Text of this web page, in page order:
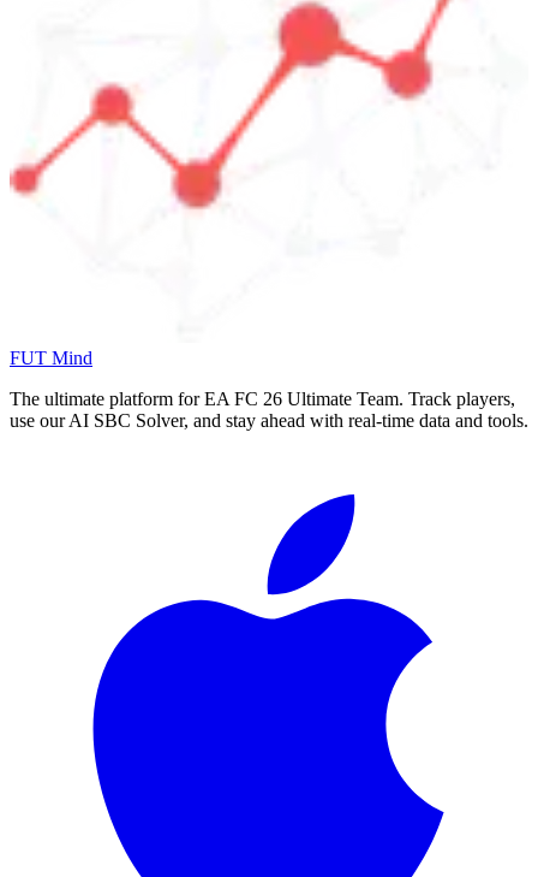
FUT Mind
The ultimate platform for EA FC 26 Ultimate Team. Track players,
use our AI SBC Solver, and stay ahead with real-time data and tools.